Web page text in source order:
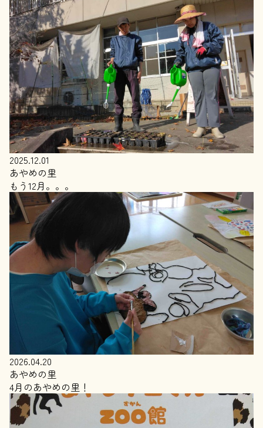
2025.12.01
あやめの里
もう12月。。。
2026.04.20
あやめの里
4月のあやめの里！